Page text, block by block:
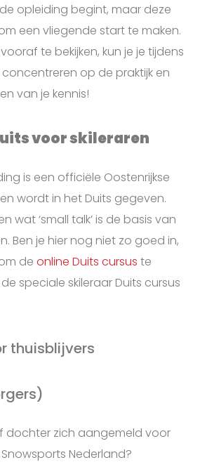
opleiding begint, maar deze
een vliegende start te maken.
te bekijken, kun je je tijdens
op de praktijk en
van je kennis!
voor skileraren
is een officiële Oostenrijkse
wordt in het Duits gegeven.
wat ‘small talk’ is de basis van
Ben je hier nog niet zo goed in,
de online Duits cursus te
speciale skileraar Duits cursus
thuisblijvers
dochter zich aangemeld voor
Nederland?